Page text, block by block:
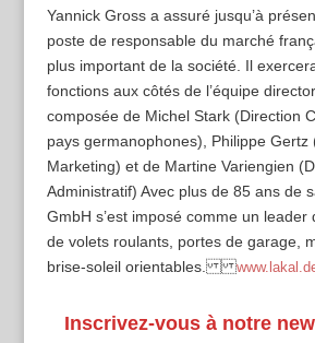
Yannick Gross a assuré jusqu’à
poste de responsable du marché
plus important de la société. Il
fonctions aux côtés de l’équipe
composée de Michel Stark (Direction
pays germanophones), Philippe Gertz
Marketing) et de Martine Variengien
Administratif) Avec plus de 85 ans de
GmbH s’est imposé comme un leader
de volets roulants, portes de garage,
brise-soleil orientables.
Inscrivez-vous à notre